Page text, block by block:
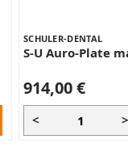
SCHULER-DENTAL
S-U Auro-Plate
914,00 €
< >